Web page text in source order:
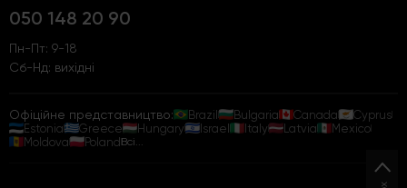
050 148 20 90
Пн-Пт: 9-18
Сб-Нд: вихідні
Офіційне представництво: Brazil Bulgaria Canada
Cyprus
Estonia
Greece Hungary Israel Italy Latvia
Mexico
Moldova
PolandВсі...